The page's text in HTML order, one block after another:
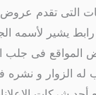
التى تقدم
يشير لأسمه
فى جلب
له الزوار و